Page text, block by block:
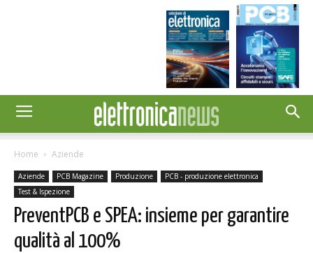
Home Aziende
Aziende PCB Magazine Produzione
PCB - produzione elettronica
Test & Ispezione
PreventPCB e SPEA: insieme per garantire
qualità al 100%